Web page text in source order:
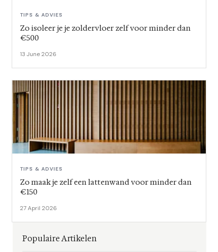
TIPS & ADVIES
Zo isoleer je je zoldervloer zelf voor minder dan
€500
13 June 2026
TIPS & ADVIES
Zo maak je zelf een lattenwand voor minder dan
€150
27 April 2026
Populaire Artikelen